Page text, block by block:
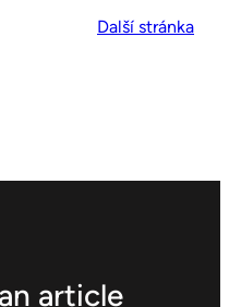
Další stránka
article